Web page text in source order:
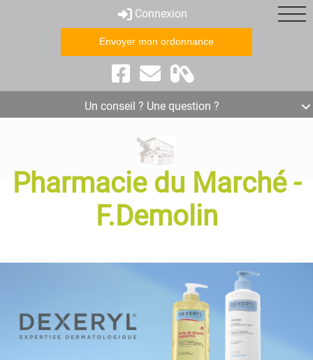
Connexion
Envoyer mon ordonnance
Un conseil ? Une question ?
Pharmacie du Marché -
F.Demolin
Click &
Matériel
médical